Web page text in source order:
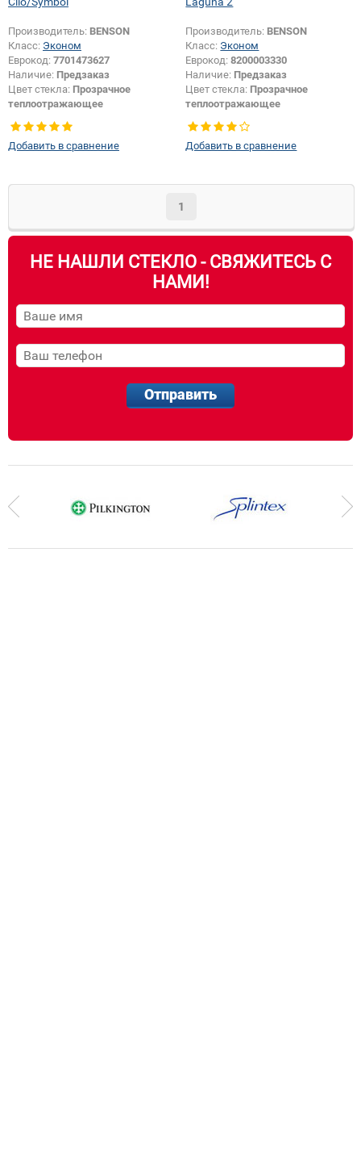
Производитель: BENSON
Класс: Эконом
Еврокод: 7701473627
Наличие: Предзаказ
Цвет стекла: Прозрачное
теплоотражающее
Изменение логотипа
безопасности + шелкографии:
Добавить в сравнение
Производитель: BENSON
Класс: Эконом
Еврокод:8200003330
Наличие: Предзаказ
Цвет стекла: Прозрачное
теплоотражающее
Появление или изменение
логотипа безопасности:
Добавить в сравнение
1
НЕ НАШЛИ СТЕКЛО - СВЯЖИТЕСЬ С
НАМИ!
Отправить